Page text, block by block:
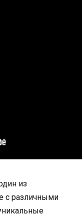
из
с различными